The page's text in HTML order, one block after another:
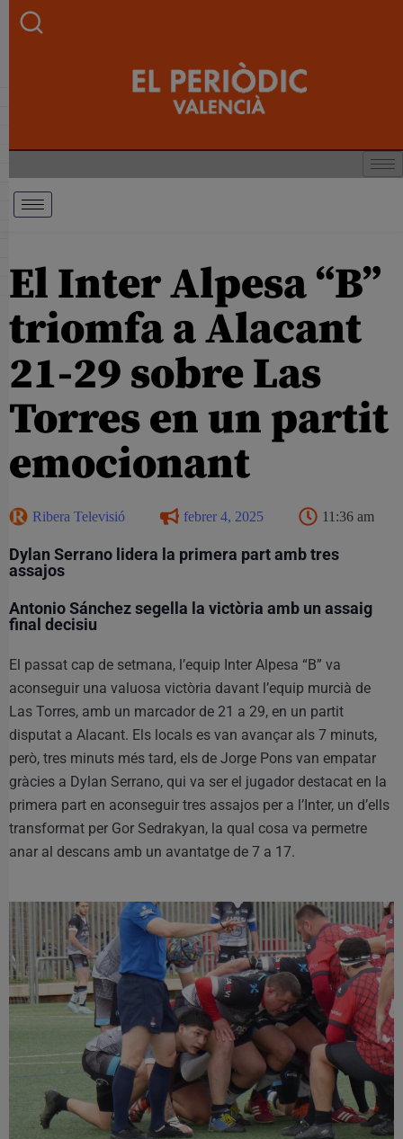
El Inter Alpesa “B”
triomfa a Alacant
21-29 sobre Las
Torres en un partit
emocionant
Ribera Televisió febrer 4, 2025 11:36 am
Dylan Serrano lidera la primera part amb tres
assajos
Antonio Sánchez segella la victòria amb un assaig
final decisiu
El passat cap de setmana, l’equip Inter Alpesa “B” va
aconseguir una valuosa victòria davant l’equip murcià de
Las Torres, amb un marcador de 21 a 29, en un partit
disputat a Alacant. Els locals es van avançar als 7 minuts,
però, tres minuts més tard, els de Jorge Pons van empatar
gràcies a Dylan Serrano, qui va ser el jugador destacat en la
primera part en aconseguir tres assajos per a l’Inter, un d’ells
transformat per Gor Sedrakyan, la qual cosa va permetre
anar al descans amb un avantatge de 7 a 17.